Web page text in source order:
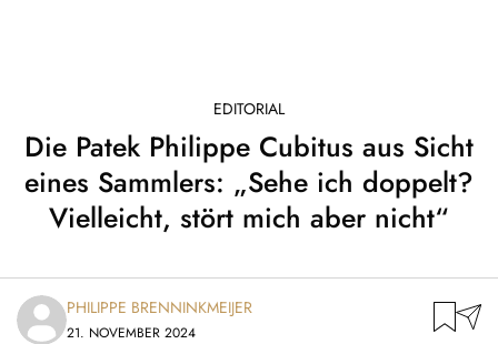
EDITORIAL
Die Patek Philippe Cubitus aus Sicht
eines Sammlers: „Sehe ich doppelt?
Vielleicht, stört mich aber nicht“
PHILIPPE BRENNINKMEIJER
21. NOVEMBER 2024